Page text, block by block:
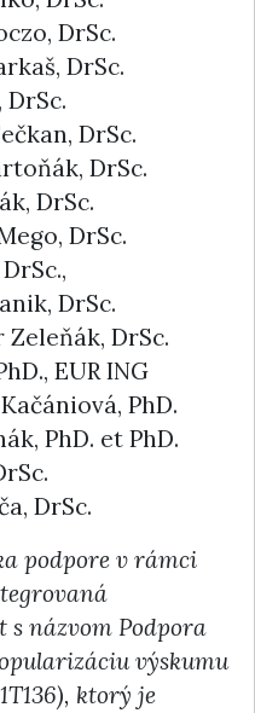
DrSc.
DrSc.
DrSc.
DrSc.
DrSc.
DrSc.
DrSc.
DrSc.
DrSc.
EUR ING
PhD.
PhD. et PhD.
DrSc.
podpore v rámci
názvom Podpora
výskumu
ktorý je